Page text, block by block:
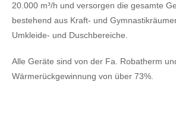
20.000 m³/h und versorgen die gesamte
bestehend aus Kraft- und
Umkleide- und Duschbereiche.
Alle Geräte sind von der Fa. Robatherm
Wärmerückgewinnung von über 73%.